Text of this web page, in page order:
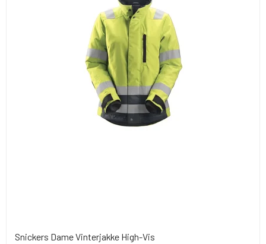
Snickers Dame Vinterjakke High-Vis